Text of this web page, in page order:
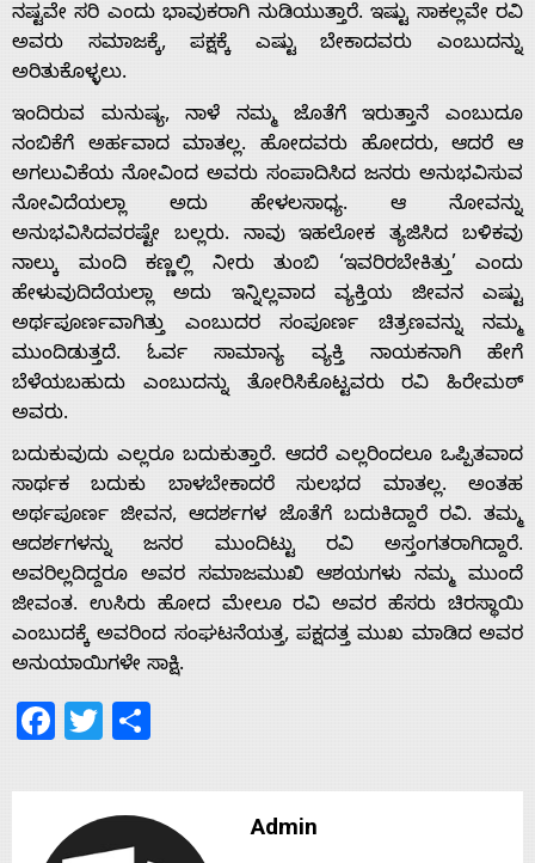
ನಷ್ಟ‌ವೇ ಸರಿ ಎಂದು ಭಾವುಕರಾಗಿ ನುಡಿಯುತ್ತಾರೆ. ಇಷ್ಟು ಸಾಕಲ್ಲವೇ ರವಿ
ಅವರು ಸಮಾಜಕ್ಕೆ, ಪಕ್ಷಕ್ಕೆ ಎಷ್ಟು ಬೇಕಾದವರು ಎಂಬುದನ್ನು
ಅರಿತುಕೊಳ್ಳಲು.
ಇಂದಿರುವ ಮನುಷ್ಯ, ನಾಳೆ ನಮ್ಮ ಜೊತೆಗೆ ಇರುತ್ತಾನೆ ಎಂಬುದೂ
ನಂಬಿಕೆಗೆ ಅರ್ಹವಾದ ಮಾತಲ್ಲ. ಹೋದವರು ಹೋದರು, ಆದರೆ ಆ
ಅಗಲುವಿಕೆಯ ನೋವಿಂದ ಅವರು ಸಂಪಾದಿಸಿದ ಜನರು ಅನುಭವಿಸುವ
ನೋವಿದೆಯಲ್ಲಾ ಅದು ಹೇಳಲಸಾಧ್ಯ. ಆ ನೋವನ್ನು
ಅನುಭವಿಸಿದವರಷ್ಟೇ ಬಲ್ಲರು. ನಾವು ಇಹಲೋಕ ತ್ಯಜಿಸಿದ ಬಳಿಕವು
ನಾಲ್ಕು ಮಂದಿ ಕಣ್ಣಲ್ಲಿ ನೀರು ತುಂಬಿ ‘ಇವರಿರಬೇಕಿತ್ತು’ ಎಂದು
ಹೇಳುವುದಿದೆಯಲ್ಲಾ ಅದು ಇನ್ನಿಲ್ಲವಾದ ವ್ಯಕ್ತಿಯ ಜೀವನ ಎಷ್ಟು
ಅರ್ಥಪೂರ್ಣ‌ವಾಗಿತ್ತು ಎಂಬುದರ ಸಂಪೂರ್ಣ ಚಿತ್ರಣವನ್ನು ನಮ್ಮ
ಮುಂದಿಡುತ್ತದೆ. ಓರ್ವ ಸಾಮಾನ್ಯ ವ್ಯಕ್ತಿ ನಾಯಕನಾಗಿ ಹೇಗೆ
ಬೆಳೆಯಬಹುದು ಎಂಬುದನ್ನು ತೋರಿಸಿಕೊಟ್ಟವರು ರವಿ ಹಿರೇಮಠ್
ಅವರು.
ಬದುಕುವುದು ಎಲ್ಲರೂ ಬದುಕುತ್ತಾರೆ. ಆದರೆ ಎಲ್ಲರಿಂದಲೂ ಒಪ್ಪಿತವಾದ
ಸಾರ್ಥಕ ಬದುಕು ಬಾಳಬೇಕಾದರೆ ಸುಲಭದ ಮಾತಲ್ಲ. ಅಂತಹ
ಅರ್ಥಪೂರ್ಣ ಜೀವನ, ಆದರ್ಶಗಳ ಜೊತೆಗೆ ಬದುಕಿದ್ದಾರೆ ರವಿ‌. ತಮ್ಮ
ಆದರ್ಶಗಳನ್ನು ಜನರ ಮುಂದಿಟ್ಟು ರವಿ ಅಸ್ತಂಗತರಾಗಿದ್ದಾರೆ.
ಅವರಿಲ್ಲದಿದ್ದರೂ ಅವರ ಸಮಾಜಮುಖಿ ಆಶಯಗಳು ನಮ್ಮ ಮುಂದೆ
ಜೀವಂತ. ಉಸಿರು ಹೋದ ಮೇಲೂ ರವಿ ಅವರ ಹೆಸರು ಚಿರಸ್ಥಾಯಿ
ಎಂಬುದಕ್ಕೆ ಅವರಿಂದ ಸಂಘಟನೆಯತ್ತ, ಪಕ್ಷದತ್ತ ಮುಖ ಮಾಡಿದ ಅವರ
ಅನುಯಾಯಿಗಳೇ ಸಾಕ್ಷಿ.
Facebook
Twitter
Admin